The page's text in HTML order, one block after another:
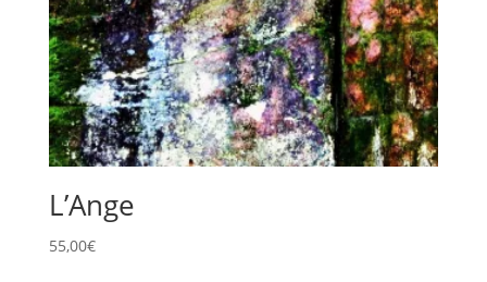
L’Ange
55,00€